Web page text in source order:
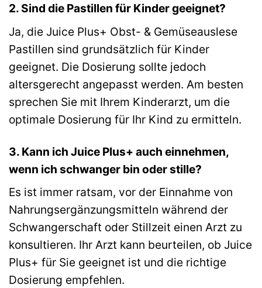
2. Sind die Pastillen für Kinder geeignet?
Ja, die Juice Plus+ Obst- & Gemüseauslese
Pastillen sind grundsätzlich für Kinder
geeignet. Die Dosierung sollte jedoch
altersgerecht angepasst werden. Am besten
sprechen Sie mit Ihrem Kinderarzt, um die
optimale Dosierung für Ihr Kind zu ermitteln.
3. Kann ich Juice Plus+ auch einnehmen,
wenn ich schwanger bin oder stille?
Es ist immer ratsam, vor der Einnahme von
Nahrungsergänzungsmitteln während der
Schwangerschaft oder Stillzeit einen Arzt zu
konsultieren. Ihr Arzt kann beurteilen, ob Juice
Plus+ für Sie geeignet ist und die richtige
Dosierung empfehlen.